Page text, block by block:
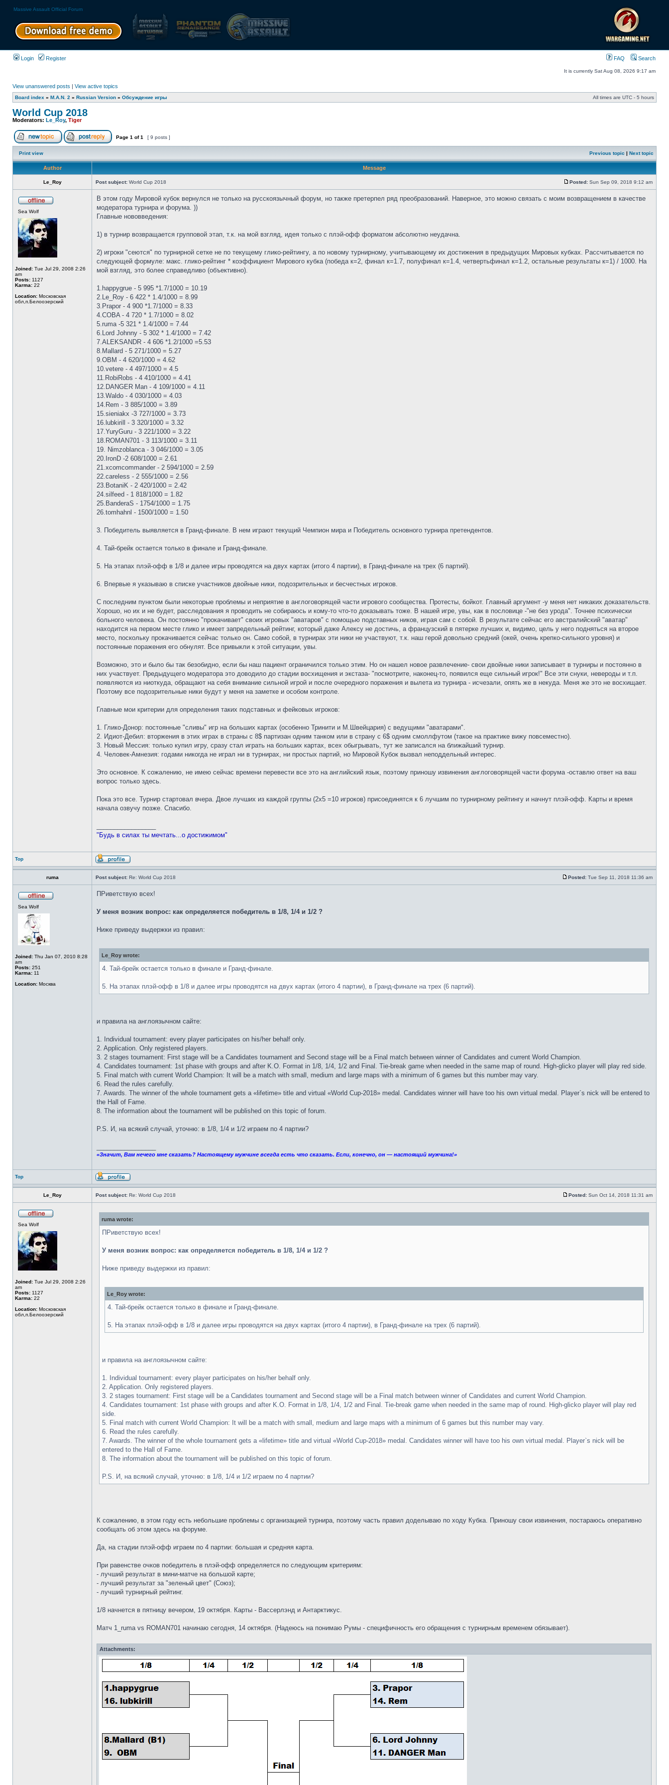
Massive Assault Official Forum
Login Register FAQ Search
It is currently Sat Aug 08, 2026 9:17 am
View unanswered posts | View active topics
Board index » M.A.N. 2 » Russian Version » Обсуждение игры All times are UTC - 5 hours
World Cup 2018
Moderators: Le_Roy, Tiger
Page 1 of1 [ 9 posts ]
Print view Previous topic | Next topic
Author Message
Le_Roy Post subject: World Cup 2018 Posted: Sun Sep 09, 2018 9:12 am
Sea Wolf
Joined: Tue Jul 29, 2008 2:26
am
Posts: 1127
Karma: 22
Location: Московская
обл,п.Белоозерский
В этом году Мировой кубок вернулся не только на русскоязычный форум, но также претерпел ряд преобразований. Наверное, это можно связать с моим возвращением в качестве
модератора турнира и форума. ))
Главные нововведения:
1) в турнир возвращается групповой этап, т.к. на мой взгляд, идея только с плэй-офф форматом абсолютно неудачна.
2) игроки "сеются" по турнирной сетке не по текущему глико-рейтингу, а по новому турнирному, учитывающему их достижения в предыдущих Мировых кубках. Рассчитывается по
следующей формуле: макс. глико-рейтинг * коэффициент Мирового кубка (победа к=2, финал к=1.7, полуфинал к=1.4, четвертьфинал к=1.2, остальные результаты к=1) / 1000. На
мой взгляд, это более справедливо (объективно).
1.happygrue - 5 995 *1.7/1000 = 10.19
2.Le_Roy - 6 422 * 1.4/1000 = 8.99
3.Prapor - 4 900 *1.7/1000 = 8.33
4.COBA - 4 720 * 1.7/1000 = 8.02
5.ruma -5 321 * 1.4/1000 = 7.44
6.Lord Johnny - 5 302 * 1.4/1000 = 7.42
7.ALEKSANDR - 4 606 *1.2/1000 =5.53
8.Mallard - 5 271/1000 = 5.27
9.OBM - 4 620/1000 = 4.62
10.vetere - 4 497/1000 = 4.5
11.RobiRobs - 4 410/1000 = 4.41
12.DANGER Man - 4 109/1000 = 4.11
13.Waldo - 4 030/1000 = 4.03
14.Rem - 3 885/1000 = 3.89
15.sieniakx -3 727/1000 = 3.73
16.lubkirill - 3 320/1000 = 3.32
17.YuryGuru - 3 221/1000 = 3.22
18.ROMAN701 - 3 113/1000 = 3.11
19. Nimzoblanca - 3 046/1000 = 3.05
20.IronD -2 608/1000 = 2.61
21.xcomcommander - 2 594/1000 = 2.59
22.careless - 2 555/1000 = 2.56
23.BotaniK - 2 420/1000 = 2.42
24.silfeed - 1 818/1000 = 1.82
25.BanderaS - 1754/1000 = 1.75
26.tomhahnl - 1500/1000 = 1.50
3. Победитель выявляется в Гранд-финале. В нем играют текущий Чемпион мира и Победитель основного турнира претендентов.
4. Тай-брейк остается только в финале и Гранд-финале.
5. На этапах плэй-офф в 1/8 и далее игры проводятся на двух картах (итого 4 партии), в Гранд-финале на трех (6 партий).
6. Впервые я указываю в списке участников двойные ники, подозрительных и бесчестных игроков.
С последним пунктом были некоторые проблемы и неприятие в англоговорящей части игрового сообщества. Протесты, бойкот. Главный аргумент -у меня нет никаких доказательств.
Хорошо, но их и не будет, расследования я проводить не собираюсь и кому-то что-то доказывать тоже. В нашей игре, увы, как в пословице -"не без урода". Точнее психически
больного человека. Он постоянно "прокачивает" своих игровых "аватаров" с помощью подставных ников, играя сам с собой. В результате сейчас его австралийский "аватар"
находится на первом месте глико и имеет запредельный рейтинг, который даже Алексу не достичь, а французский в пятерке лучших и, видимо, цель у него подняться на второе
место, поскольку прокачивается сейчас только он. Само собой, в турнирах эти ники не участвуют, т.к. наш герой довольно средний (окей, очень крепко-сильного уровня) и
постоянные поражения его обнулят. Все привыкли к этой ситуации, увы.
Возможно, это и было бы так безобидно, если бы наш пациент ограничился только этим. Но он нашел новое развлечение- свои двойные ники записывает в турниры и постоянно в
них участвует. Предыдущего модератора это доводило до стадии восхищения и экстаза- "посмотрите, наконец-то, появился еще сильный игрок!" Все эти снуки, невероды и т.п.
появляются из ниоткуда, обращают на себя внимание сильной игрой и после очередного поражения и вылета из турнира - исчезали, опять же в некуда. Меня же это не восхищает.
Поэтому все подозрительные ники будут у меня на заметке и особом контроле.
Главные мои критерии для определения таких подставных и фейковых игроков:
1. Глико-Донор: постоянные "сливы" игр на больших картах (особенно Тринити и М.Швейцария) с ведущими "аватарами".
2. Идиот-Дебил: вторжения в этих играх в страны с 8$ партизан одним танком или в страну с 6$ одним смоллфутом (такое на практике вижу повсеместно).
3. Новый Мессия: только купил игру, сразу стал играть на больших картах, всех обыгрывать, тут же записался на ближайший турнир.
4. Человек-Амнезия: годами никогда не играл ни в турнирах, ни простых партий, но Мировой Кубок вызвал неподдельный интерес.
Это основное. К сожалению, не имею сейчас времени перевести все это на английский язык, поэтому приношу извинения англоговорящей части форума -оставлю ответ на ваш
вопрос только здесь.
Пока это все. Турнир стартовал вчера. Двое лучших из каждой группы (2х5 =10 игроков) присоединятся к 6 лучшим по турнирному рейтингу и начнут плэй-офф. Карты и время
начала озвучу позже. Спасибо.
"Будь в силах ты мечтать...о достижимом"
Top
ruma Post subject: Re: World Cup 2018 Posted: Tue Sep 11, 2018 11:36 am
Sea Wolf
Joined: Thu Jan 07, 2010 8:28
am
Posts: 251
Karma: 11
Location: Москва
ПРиветствую всех!
У меня возник вопрос: как определяется победитель в 1/8, 1/4 и 1/2 ?
Ниже приведу выдержки из правил:
Le_Roy wrote:
4. Тай-брейк остается только в финале и Гранд-финале.
5. На этапах плэй-офф в 1/8 и далее игры проводятся на двух картах (итого 4 партии), в Гранд-финале на трех (6 партий).
и правила на англоязычном сайте:
1. Individual tournament: every player participates on his/her behalf only.
2. Application. Only registered players.
3. 2 stages tournament: First stage will be a Candidates tournament and Second stage will be a Final match between winner of Candidates and current World Champion.
4. Candidates tournament: 1st phase with groups and after K.O. Format in 1/8, 1/4, 1/2 and Final. Tie-break game when needed in the same map of round. High-glicko player will play red side.
5. Final match with current World Champion: It will be a match with small, medium and large maps with a minimum of 6 games but this number may vary.
6. Read the rules carefully.
7. Awards. The winner of the whole tournament gets a «lifetime» title and virtual «World Cup-2018» medal. Candidates winner will have too his own virtual medal. Player`s nick will be entered to
the Hall of Fame.
8. The information about the tournament will be published on this topic of forum.
P.S. И, на всякий случай, уточню: в 1/8, 1/4 и 1/2 играем по 4 партии?
«Значит, Вам нечего мне сказать? Настоящему мужчине всегда есть что сказать. Если, конечно, он — настоящий мужчина!»
Top
Le_Roy Post subject: Re: World Cup 2018 Posted: Sun Oct 14, 2018 11:31 am
Sea Wolf
Joined: Tue Jul 29, 2008 2:26
am
Posts: 1127
Karma: 22
Location: Московская
обл,п.Белоозерский
ruma wrote:
ПРиветствую всех!
У меня возник вопрос: как определяется победитель в 1/8, 1/4 и 1/2 ?
Ниже приведу выдержки из правил:
Le_Roy wrote:
4. Тай-брейк остается только в финале и Гранд-финале.
5. На этапах плэй-офф в 1/8 и далее игры проводятся на двух картах (итого 4 партии), в Гранд-финале на трех (6 партий).
и правила на англоязычном сайте:
1. Individual tournament: every player participates on his/her behalf only.
2. Application. Only registered players.
3. 2 stages tournament: First stage will be a Candidates tournament and Second stage will be a Final match between winner of Candidates and current World Champion.
4. Candidates tournament: 1st phase with groups and after K.O. Format in 1/8, 1/4, 1/2 and Final. Tie-break game when needed in the same map of round. High-glicko player will play red
side.
5. Final match with current World Champion: It will be a match with small, medium and large maps with a minimum of 6 games but this number may vary.
6. Read the rules carefully.
7. Awards. The winner of the whole tournament gets a «lifetime» title and virtual «World Cup-2018» medal. Candidates winner will have too his own virtual medal. Player`s nick will be
entered to the Hall of Fame.
8. The information about the tournament will be published on this topic of forum.
P.S. И, на всякий случай, уточню: в 1/8, 1/4 и 1/2 играем по 4 партии?
К сожалению, в этом году есть небольшие проблемы с организацией турнира, поэтому часть правил доделываю по ходу Кубка. Приношу свои извинения, постараюсь оперативно
сообщать об этом здесь на форуме.
Да, на стадии плэй-офф играем по 4 партии: большая и средняя карта.
При равенстве очков победитель в плэй-офф определяется по следующим критериям:
- лучший результат в мини-матче на большой карте;
- лучший результат за "зеленый цвет" (Союз);
- лучший турнирный рейтинг.
1/8 начнется в пятницу вечером, 19 октября. Карты - Вассерлэнд и Антарктикус.
Матч 1_ruma vs ROMAN701 начинаю сегодня, 14 октября. (Надеюсь на понимаю Румы - специфичность его обращения с турнирным временем обязывает).
Attachments: